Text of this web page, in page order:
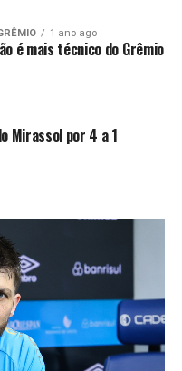
1 ano ago
é mais técnico do Grêmio
Mirassol por 4 a 1